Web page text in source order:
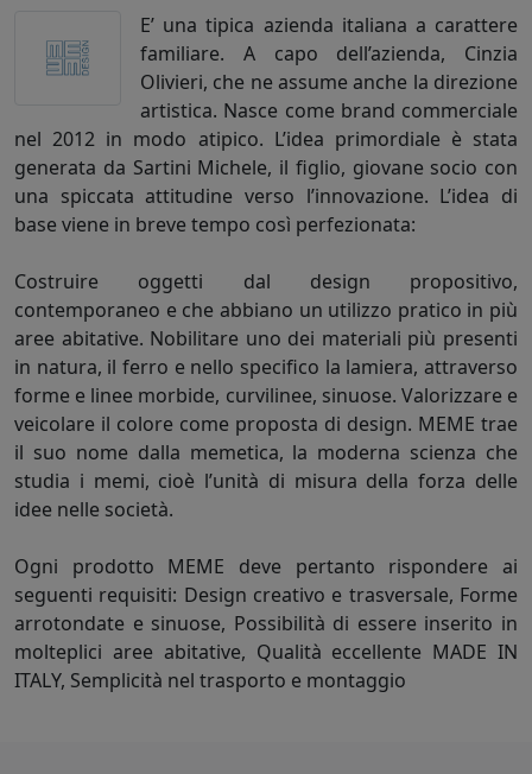
E’ una tipica azienda italiana a carattere
familiare. A capo dell’azienda, Cinzia
Olivieri, che ne assume anche la direzione
artistica. Nasce come brand commerciale
nel 2012 in modo atipico. L’idea primordiale è stata
generata da Sartini Michele, il figlio, giovane socio con
una spiccata attitudine verso l’innovazione. L’idea di
base viene in breve tempo così perfezionata:
Costruire oggetti dal design propositivo,
contemporaneo e che abbiano un utilizzo pratico in più
aree abitative. Nobilitare uno dei materiali più presenti
in natura, il ferro e nello specifico la lamiera, attraverso
forme e linee morbide, curvilinee, sinuose. Valorizzare e
veicolare il colore come proposta di design. MEME trae
il suo nome dalla memetica, la moderna scienza che
studia i memi, cioè l’unità di misura della forza delle
idee nelle società.
Ogni prodotto MEME deve pertanto rispondere ai
seguenti requisiti: Design creativo e trasversale, Forme
arrotondate e sinuose, Possibilità di essere inserito in
molteplici aree abitative, Qualità eccellente MADE IN
ITALY, Semplicità nel trasporto e montaggio